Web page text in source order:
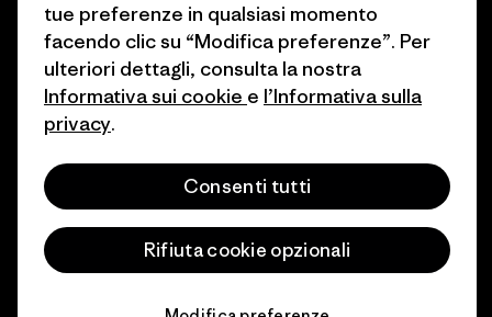
© 2026 Patagonia, Inc. All Rights Reserved.
tue preferenze in qualsiasi momento
facendo clic su “Modifica preferenze”. Per
ulteriori dettagli, consulta la nostra
Informativa sui cookie e l’Informativa sulla
privacy.
Consenti tutti
Rifiuta cookie opzionali